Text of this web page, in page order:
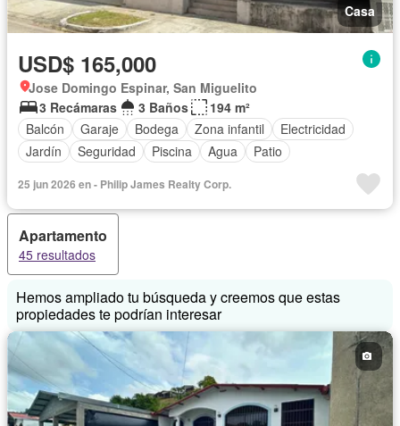
Casa
USD$ 165,000
Jose Domingo Espinar, San Miguelito
3 Recámaras
3 Baños
194 m²
Balcón
Garaje Bodega Zona infantil
Electricidad
Jardín
Seguridad Piscina Agua Patio
25 jun 2026 en - Philip James Realty Corp.
Apartamento
45 resultados
Hemos ampliado tu búsqueda y creemos que estas
propiedades te podrían interesar